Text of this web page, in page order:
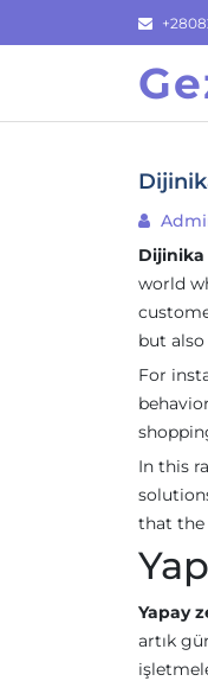
to
Dijinika
world
but
For
In this
that the
Yapay
artık